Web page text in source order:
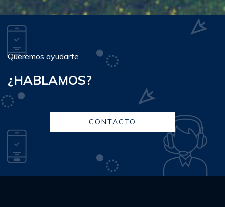
Queremos ayudarte
¿HABLAMOS?
CONTACTO